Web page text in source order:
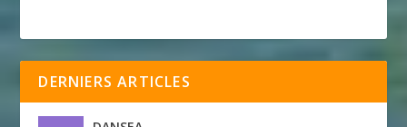
DERNIERS ARTICLES